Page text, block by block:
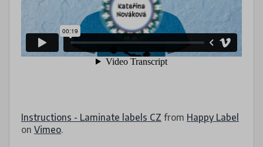
Instructions - Laminate labels CZ from Happy Label
on Vimeo.